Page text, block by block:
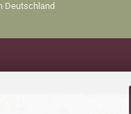
Deutschland